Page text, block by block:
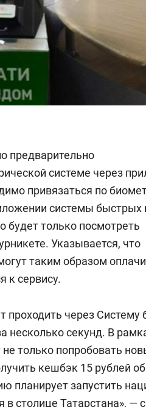
предварительно
системе через
привязаться по
системы быстрых
будет только посмотреть
Указывается, что
таким образом
к сервису.
проходить через Систему
несколько секунд. В
только попробовать
кешбэк 15 рублей
планирует запустить
в столице Татарстана», —